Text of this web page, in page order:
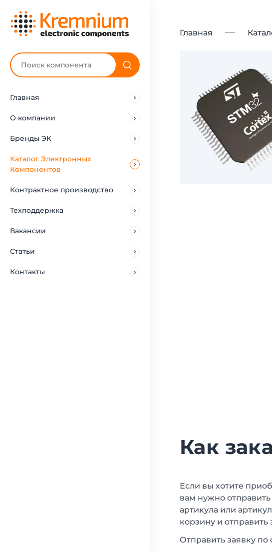
Главная
О компании
Бренды ЭК
Каталог Электронных
Компонентов
Контрактное производство
Техподдержка
Вакансии
Статьи
Контакты
Главная
Как
Если вы хотите
вам нужно
артикула или
корзину и
Отправить заявку по